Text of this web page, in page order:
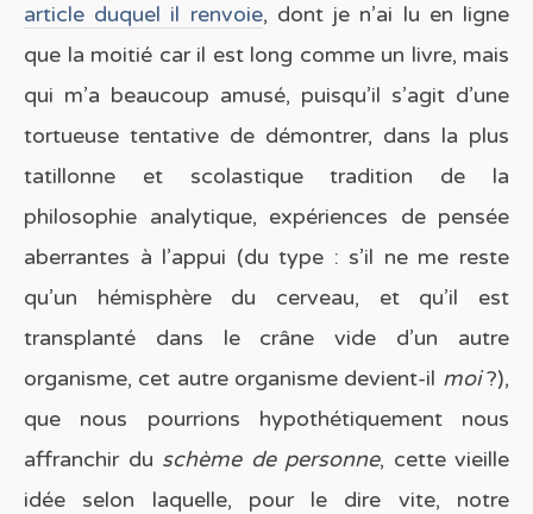
article duquel il renvoie, dont je n’ai lu en ligne
que la moitié car il est long comme un livre, mais
qui m’a beaucoup amusé, puisqu’il s’agit d’une
tortueuse tentative de démontrer, dans la plus
tatillonne et scolastique tradition de la
philosophie analytique, expériences de pensée
aberrantes à l’appui (du type : s’il ne me reste
qu’un hémisphère du cerveau, et qu’il est
transplanté dans le crâne vide d’un autre
organisme, cet autre organisme devient-il moi?),
que nous pourrions hypothétiquement nous
affranchir du schème de personne, cette vieille
idée selon laquelle, pour le dire vite, notre